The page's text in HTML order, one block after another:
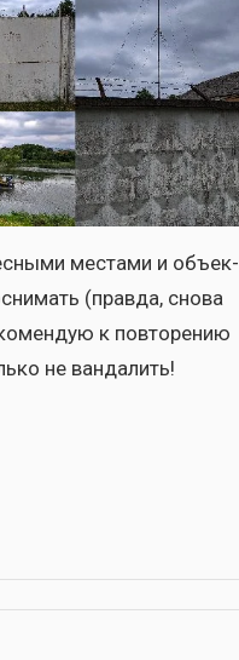
места­ми и объ­ек­
(прав­да, сно­ва
к повто­ре­нию
не ван­да­лить!